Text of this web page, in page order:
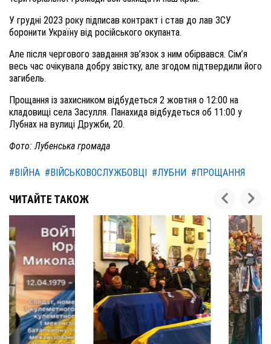
У грудні 2023 року підписав контракт і став до лав ЗСУ
боронити Україну від російського окупанта.
Але після чергового завдання зв’язок з ним обірвався. Сім’я
весь час очікувала добру звістку, але згодом підтвердили його
загибель.
Прощання із захисником відбудеться 2 жовтня о 12:00 на
кладовищі села Засулля. Панахида відбудеться об 11:00 у
Лубнах на вулиці Дружби, 20.
Фото: Лубенська громада
#ВІЙНА #ВІЙСЬКОВОСЛУЖБОВЦІ #ЛУБНИ #ПРОЩАННЯ
ЧИТАЙТЕ ТАКОЖ